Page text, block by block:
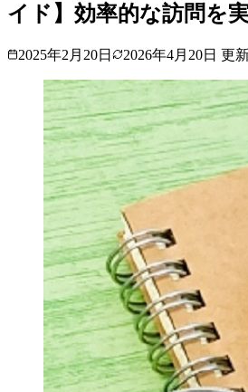
イド】効率的な訪問を
2025年2月20日 2026年4月20日 更